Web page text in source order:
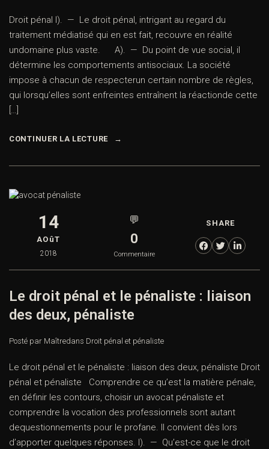
Droit pénal I). — Le droit pénal, intrigant au regard du
traitement médiatisé qui en est fait, recouvre en réalité
undomaine plus vaste. A). — Du point de vue social, il
détermine les comportements antisociaux. La société
impose à chacun de respecterun certain nombre de règles,
qui lorsqu’elles sont enfreintes entraînent la réactionde cette
[…]
CONTINUER LA LECTURE
14
AOûT
2018
💬
0
Commentaire
SHARE
Le droit pénal et le pénaliste : liaison
des deux, pénaliste
Posté par Maîtredans Droit pénal et pénaliste
Le droit pénal et le pénaliste : liaison des deux, pénaliste Droit
pénal et pénaliste Comprendre ce qu’est la matière pénale,
en définir les contours, choisir un avocat pénaliste et
comprendre la vocation des professionnels sont autant
dequestionnements pour le profane. Il convient dès lors
d’apporter quelques réponses. I). — Qu’est-ce que le droit